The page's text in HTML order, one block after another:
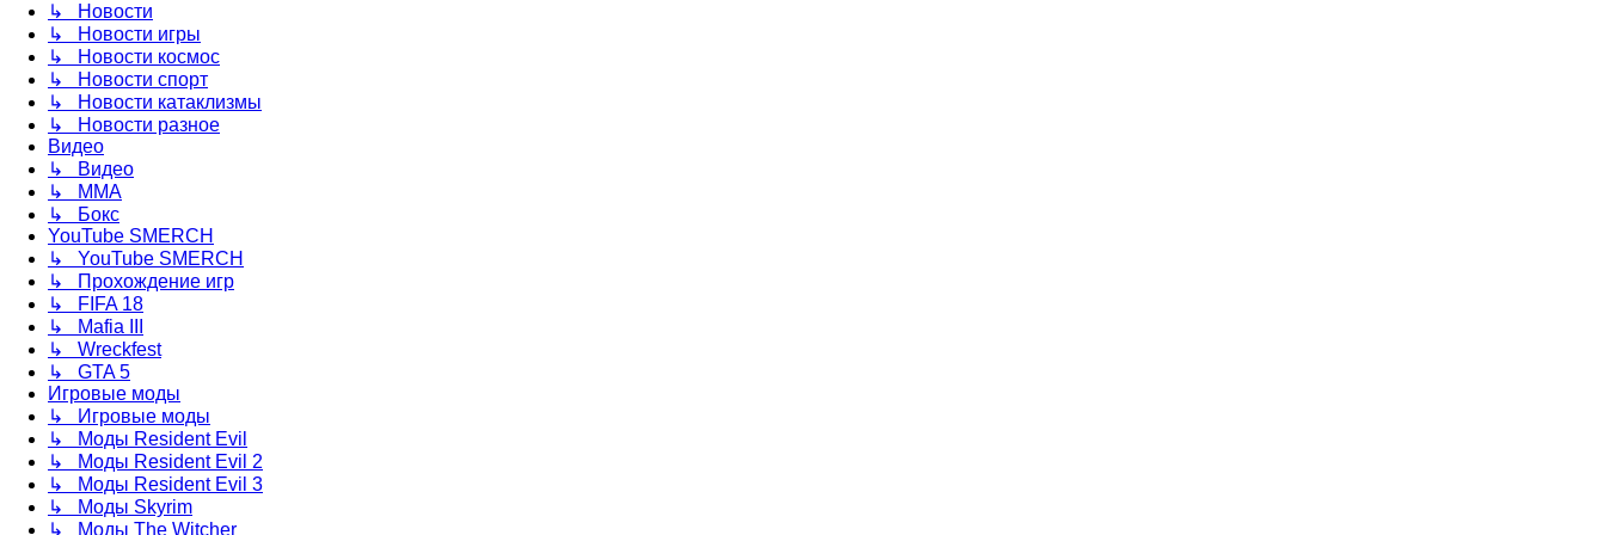
↳ Новости
↳ Новости игры
↳ Новости космос
↳ Новости спорт
↳ Новости катаклизмы
↳ Новости разное
Видео
↳ Видео
↳ ММА
↳ Бокс
YouTube SMERCH
↳ YouTube SMERCH
↳ Прохождение игр
↳ FIFA 18
↳ Mafia III
↳ Wreckfest
↳ GTA 5
Игровые моды
↳ Игровые моды
↳ Моды Resident Evil
↳ Моды Resident Evil 2
↳ Моды Resident Evil 3
↳ Моды Skyrim
↳ Моды The Witcher